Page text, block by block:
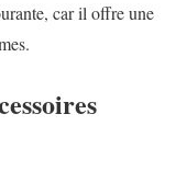
car il offre une